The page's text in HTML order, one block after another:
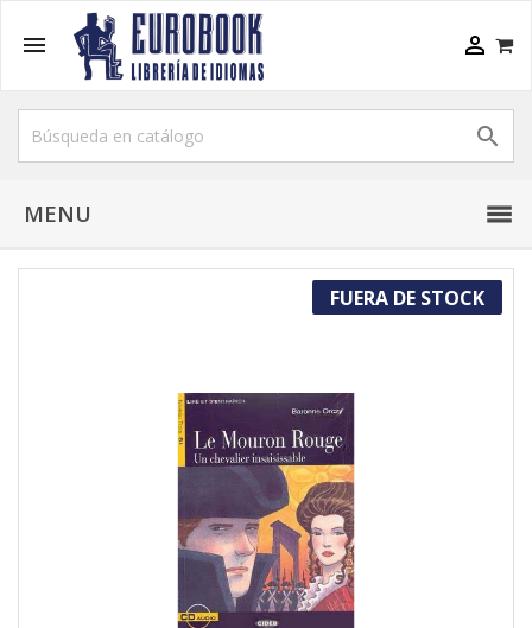
 

MENU
FUERA DE STOCK